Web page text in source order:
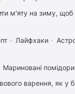
м'яту на зиму, щоб
Лайфхаки
Мариновані
варення, як у